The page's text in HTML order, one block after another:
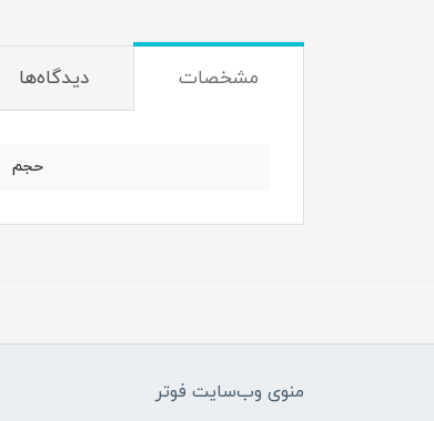
مشخصات دیدگاه‌ها
حجم
منوی وب‌سایت فوتر